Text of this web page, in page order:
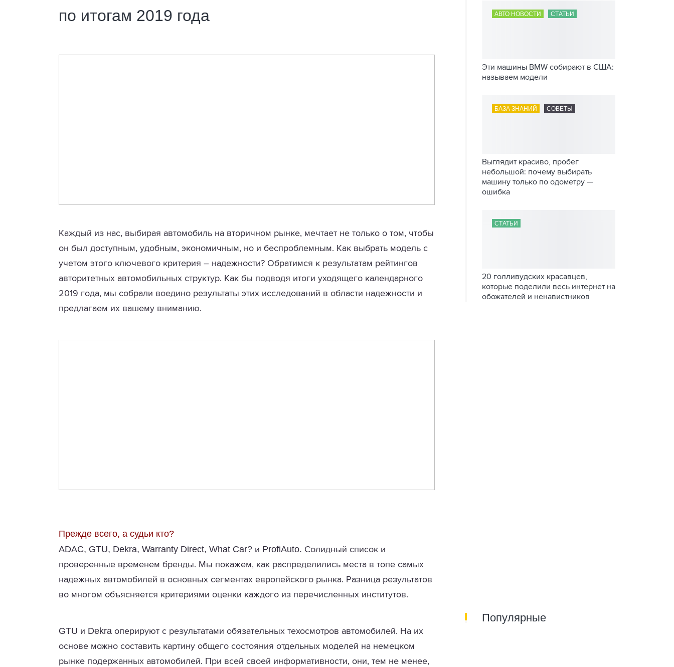
по итогам 2019 года
Каждый из нас, выбирая автомобиль на вторичном рынке, мечтает не только о том, чтобы
он был доступным, удобным, экономичным, но и беспроблемным. Как выбрать модель с
учетом этого ключевого критерия – надежности? Обратимся к результатам рейтингов
авторитетных автомобильных структур. Как бы подводя итоги уходящего календарного
2019 года, мы собрали воедино результаты этих исследований в области надежности и
предлагаем их вашему вниманию.
Прежде всего, а судьи кто?
ADAC, GTU, Dekra, Warranty Direct, What Car? и ProfiAuto. Солидный список и
проверенные временем бренды. Мы покажем, как распределились места в топе самых
надежных автомобилей в основных сегментах европейского рынка. Разница результатов
во многом объясняется критериями оценки каждого из перечисленных институтов.
GTU и Dekra оперируют с результатами обязательных техосмотров автомобилей. На их
основе можно составить картину общего состояния отдельных моделей на немецком
рынке подержанных автомобилей. При всей своей информативности, они, тем не менее,
АВТО НОВОСТИ СТАТЬИ
Эти машины BMW собирают в США:
называем модели
БАЗА ЗНАНИЙ СОВЕТЫ
Выглядит красиво, пробег
небольшой: почему выбирать
машину только по одометру —
ошибка
СТАТЬИ
20 голливудских красавцев,
которые поделили весь интернет на
обожателей и ненавистников
Популярные